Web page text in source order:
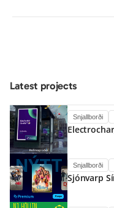
Latest projects
Snjallborði
Sjónvarp
Snjallborði